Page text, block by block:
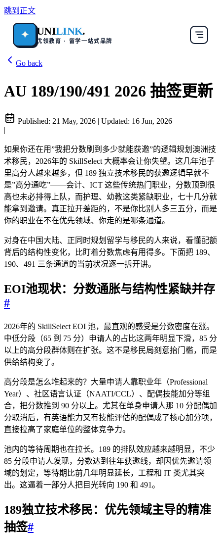
跳到正文
✦ UNILINK.
优领教育 · 留学一站式品牌
Go back
AU 189/190/491 2026 抽签更新
Published: 21 May, 2026 | Updated: 16 Jun, 2026
|
如果你还在用”我把分数刷到多少就能获邀”的逻辑规划澳洲技
术移民，2026年的 SkillSelect 大概率会让你失望。这几年池子
里高分人越来越多，但 189 独立技术移民的获邀逻辑早就不
是”高分通吃”——会计、ICT 这些传统热门职业，分数顶到很
高也未必排得上队，而护理、幼教这类紧缺职业，七十几分就
能拿到邀请。真正拉开差距的，不是你比别人多三五分，而是
你的职业在不在优先领域、你走的是哪条通道。
对身在中国大陆、正同时规划留学与移民的人来说，看懂配额
背后的结构性变化，比盯着分数焦虑有用得多。下面把 189、
190、491 三条通道的当前状况逐一拆开讲。
EOI池现状：分数通胀与结构性紧缺并存
#
2026年的 SkillSelect EOI 池，最直观的感受是分数密度在涨。
中低分段（65 到 75 分）申请人的占比这两年明显下滑，85 分
以上的高分段群体则在扩张。这不是移民局刻意抬门槛，而是
供给结构变了。
高分段是怎么堆起来的？大量申请人靠职业年（Professional
Year）、社区语言认证（NAATI/CCL）、配偶技能加分等组
合，把分数推到 90 分以上。尤其在单身申请人那 10 分配偶加
分取消后，有英语能力又有技能评估的配偶成了核心加分项，
直接拉高了家庭单位的整体竞争力。
池内的等待周期也在拉长。189 的排队效应越来越明显，不少
85 分段申请人发现，分数达到往年获邀线，却因优先邀请领
域的划定，等待期比前几年明显延长，工程和 IT 类尤其突
出。这逼着一部分人把目光转向 190 和 491。
189独立技术移民：优先领域主导的精准
抽签#